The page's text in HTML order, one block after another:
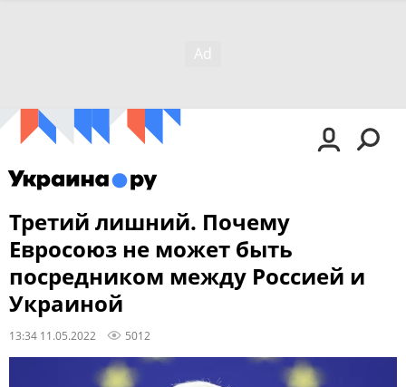
Третий лишний. Почему
Евросоюз не может быть
посредником между Россией и
Украиной
13:34 11.05.2022 5012